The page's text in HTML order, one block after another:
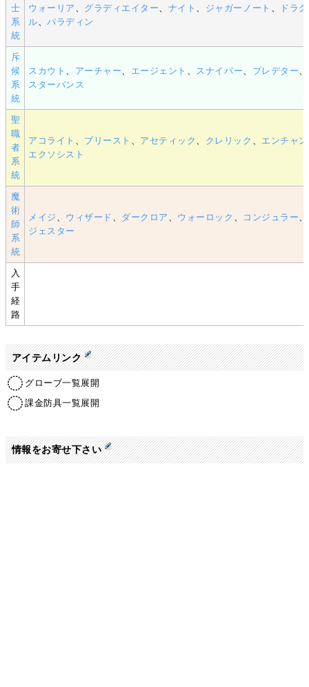
士
系
統
ウォーリア グラディエイター ナイト ジャガーノート
ドラ
ル 、パラディン
斥
候
系
統
スカウト アーチャー エージェント スナイパー プレデター
スターバンス
聖
職
者
系
統
アコライト プリースト アセティック クレリック
エンチャ
エクソシスト
魔
術
師
系
統
メイジ ウィザード ダークロア ウォーロック コンジュラー
ジェスター
入
手
経
路
アイテムリンク
グローブ一覧展開
課金防具一覧展開
情報をお寄せ下さい